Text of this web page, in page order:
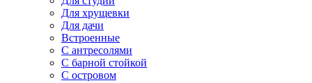
Для хрущевки
Для дачи
Встроенные
С антресолями
С барной стойкой
С островом